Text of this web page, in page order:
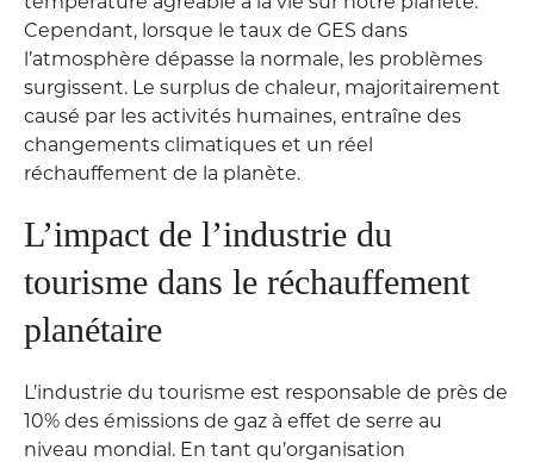
Cependant, lorsque le taux de GES dans
l’atmosphère dépasse la normale, les problèmes
surgissent. Le surplus de chaleur, majoritairement
causé par les activités humaines, entraîne des
changements climatiques et un réel
réchauffement de la planète.
L’impact de l’industrie du
tourisme dans le réchauffement
planétaire
L’industrie du tourisme est responsable de près de
10% des émissions de gaz à effet de serre au
niveau mondial. En tant qu’organisation